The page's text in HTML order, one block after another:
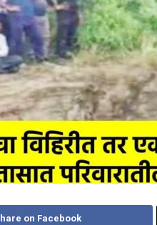
on Facebook